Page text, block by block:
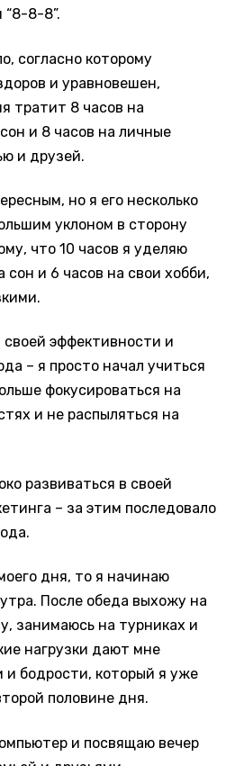
“8-8-8”.
согласно которому
и уравновешен,
тратит 8 часов на
и 8 часов на личные
и друзей.
но я его несколько
уклоном в сторону
что 10 часов я уделяю
сон и 6 часов на свои хобби,
эффективности и
– я просто начал учиться
фокусироваться на
и не распыляться на
развиваться в своей
– за этим последовало
дня, то я начинаю
После обеда выхожу на
занимаюсь на турниках и
нагрузки дают мне
и бодрости, который я уже
половине дня.
и посвящаю вечер